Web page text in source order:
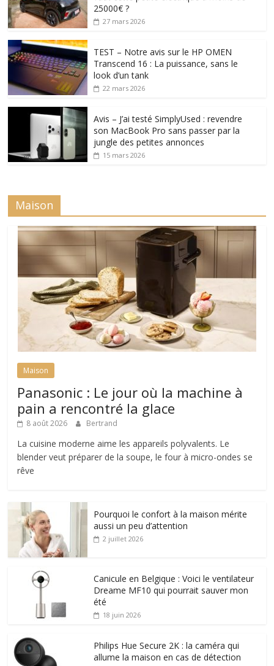
25000€ ?
27 mars 2026
TEST – Notre avis sur le HP OMEN
Transcend 16 : La puissance, sans le
look d’un tank
22 mars 2026
Avis – J’ai testé SimplyUsed : revendre
son MacBook Pro sans passer par la
jungle des petites annonces
15 mars 2026
Maison
Maison
Panasonic : Le jour où la machine à
pain a rencontré la glace
8 août 2026 Bertrand
La cuisine moderne aime les appareils polyvalents. Le
blender veut préparer de la soupe, le four à micro-ondes se
rêve
Pourquoi le confort à la maison mérite
aussi un peu d’attention
2 juillet 2026
Canicule en Belgique : Voici le ventilateur
Dreame MF10 qui pourrait sauver mon
été
18 juin 2026
Philips Hue Secure 2K : la caméra qui
allume la maison en cas de détection